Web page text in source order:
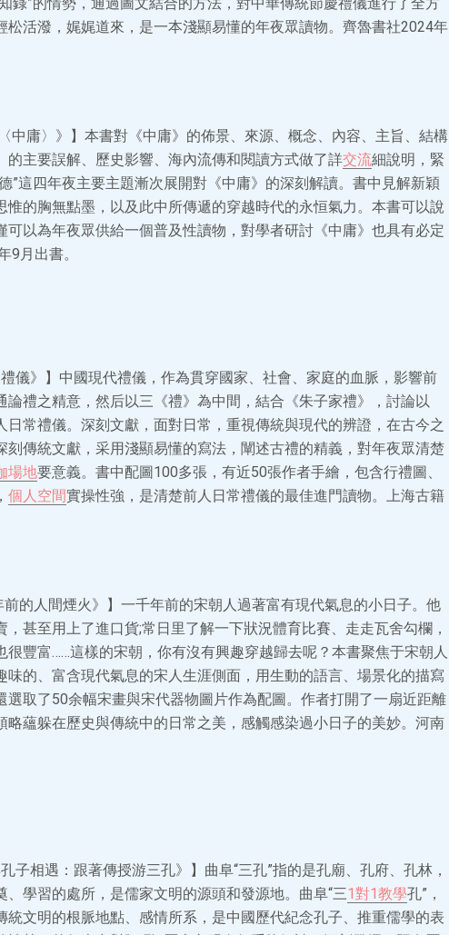
松活潑，娓娓道來，是一本淺顯易懂的年夜眾讀物。齊魯書社2024年
中庸〉》】本書對《中庸》的佈景、來源、概念、內容、主旨、結構
的主要誤解、歷史影響、海內流傳和閱讀方式做了詳交流細說明，緊
”這四年夜主要主題漸次展開對《中庸》的深刻解讀。書中見解新穎
惟的胸無點墨，以及此中所傳遞的穿越時代的永恒氣力。本書可以說
可以為年夜眾供給一個普及性讀物，對學者研討《中庸》也具有必定
9月出書。
禮儀》】中國現代禮儀，作為貫穿國家、社會、家庭的血脈，影響前
論禮之精意，然后以三《禮》為中間，結合《朱子家禮》，討論以
常禮儀。深刻文獻，面對日常，重視傳統與現代的辨證，在古今之
刻傳統文獻，采用淺顯易懂的寫法，闡述古禮的精義，對年夜眾清楚
場地要意義。書中配圖100多張，有近50張作者手繪，包含行禮圖、
個人空間實操性強，是清楚前人日常禮儀的最佳進門讀物。上海古籍
的人間煙火》】一千年前的宋朝人過著富有現代氣息的小日子。他
甚至用上了進口貨;常日里了解一下狀況體育比賽、走走瓦舍勾欄，
很豐富……這樣的宋朝，你有沒有興趣穿越歸去呢？本書聚焦于宋朝人
味的、富含現代氣息的宋人生涯側面，用生動的語言、場景化的描寫
選取了50余幅宋畫與宋代器物圖片作為配圖。作者打開了一扇近距離
略蘊躲在歷史與傳統中的日常之美，感觸感染過小日子的美妙。河南
子相遇：跟著傳授游三孔》】曲阜“三孔”指的是孔廟、孔府、孔林，
學習的處所，是儒家文明的源頭和發源地。曲阜“三1對1教學孔”，
統文明的根脈地點、感情所系，是中國歷代紀念孔子、推重儒學的表